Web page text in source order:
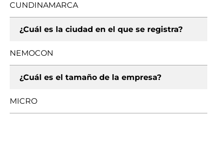
CUNDINAMARCA
¿Cuál es la ciudad en el que se registra?
NEMOCON
¿Cuál es el tamaño de la empresa?
MICRO